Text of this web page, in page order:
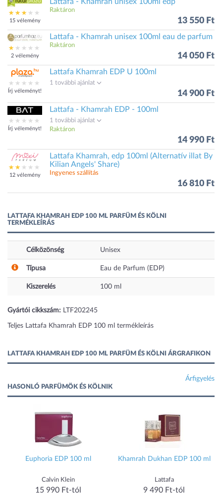
15 vélemény
Raktáron
13 550 Ft
2 vélemény
Lattafa - Khamrah unisex 100ml eau de parfum
Raktáron
14 050 Ft
Írj véleményt!
Lattafa Khamrah EDP U 100ml
1 további ajánlat
14 900 Ft
Írj véleményt!
Lattafa - Khamrah EDP - 100ml
1 további ajánlat
Raktáron
14 990 Ft
12 vélemény
Lattafa Khamrah, edp 100ml (Alternatív illat By
Kilian Angels' Share)
Ingyenes szállítás
16 810 Ft
LATTAFA KHAMRAH EDP 100 ML PARFÜM ÉS KÖLNI
TERMÉKLEÍRÁS
Célközönség Unisex
Típusa Eau de Parfum (EDP)
Kiszerelés 100 ml
Gyártói cikkszám: LTF202245
Teljes Lattafa Khamrah EDP 100 ml termékleírás
LATTAFA KHAMRAH EDP 100 ML PARFÜM ÉS KÖLNI ÁRGRAFIKON
Árfigyelés
HASONLÓ PARFÜMÖK ÉS KÖLNIK
Euphoria EDP 100 ml
Calvin Klein
15 990 Ft-tól
Khamrah Dukhan EDP 100 ml
Lattafa
9 490 Ft-tól